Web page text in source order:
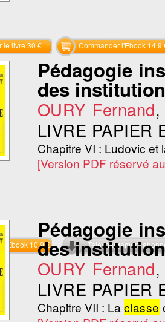
le livre 30 € Commander l'Ebook 14.9
Pédagogie
des
OURY Fernand
LIVRE PAPIER
Chapitre VI : Ludovic et
[Version PDF réservé
l'Ebook 10.9 € Téléchargement
Pédagogie
des
OURY Fernand
LIVRE PAPIER
Chapitre VII : Laclasse